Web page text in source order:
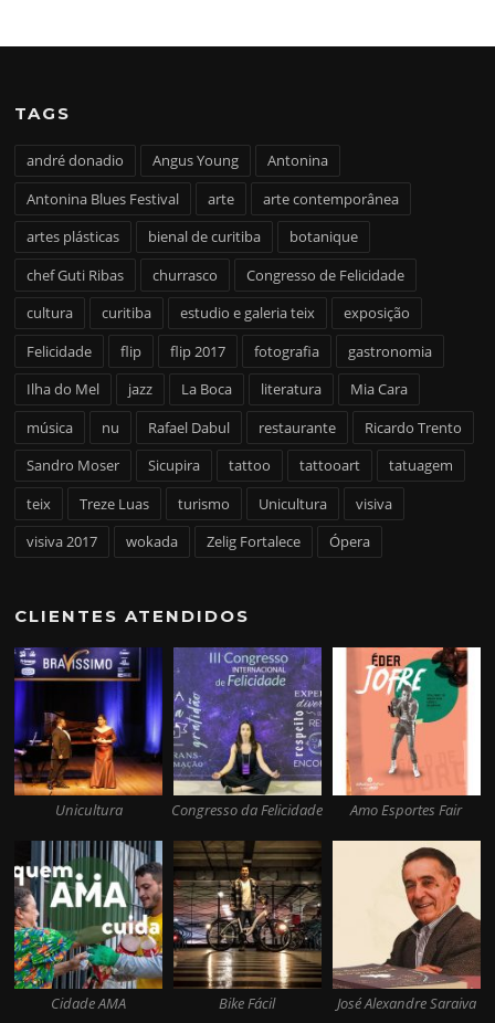
TAGS
andré donadio Angus Young
Antonina
Antonina Blues Festival
arte
arte contemporânea
artes plásticas
bienal de curitiba
botanique
chef Guti Ribas
churrasco
Congresso de Felicidade
cultura
curitiba estudio e galeria teix
exposição
Felicidade
flip flip 2017 fotografia
gastronomia
Ilha do Mel
jazz La Boca literatura
Mia Cara
música
nu Rafael Dabul restaurante
Ricardo Trento
Sandro Moser
Sicupira tattoo tattooart
tatuagem
teix
Treze Luas turismo Unicultura
visiva
visiva 2017
wokada Zelig Fortalece Ópera
CLIENTES ATENDIDOS
Unicultura Congresso da Felicidade Amo Esportes Fair
Cidade AMA Bike Fácil José Alexandre Saraiva